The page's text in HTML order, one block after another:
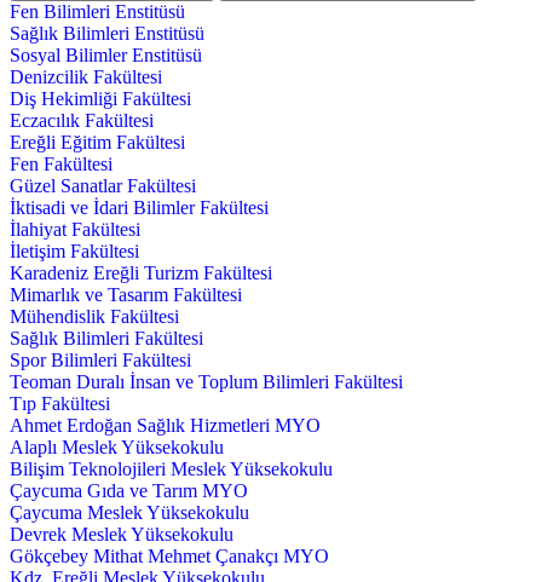
Fen Bilimleri Enstitüsü
Sağlık Bilimleri Enstitüsü
Sosyal Bilimler Enstitüsü
Denizcilik Fakültesi
Diş Hekimliği Fakültesi
Eczacılık Fakültesi
Ereğli Eğitim Fakültesi
Fen Fakültesi
Güzel Sanatlar Fakültesi
İktisadi ve İdari Bilimler Fakültesi
İlahiyat Fakültesi
İletişim Fakültesi
Karadeniz Ereğli Turizm Fakültesi
Mimarlık ve Tasarım Fakültesi
Mühendislik Fakültesi
Sağlık Bilimleri Fakültesi
Spor Bilimleri Fakültesi
Teoman Duralı İnsan ve Toplum Bilimleri Fakültesi
Tıp Fakültesi
Ahmet Erdoğan Sağlık Hizmetleri MYO
Alaplı Meslek Yüksekokulu
Bilişim Teknolojileri Meslek Yüksekokulu
Çaycuma Gıda ve Tarım MYO
Çaycuma Meslek Yüksekokulu
Devrek Meslek Yüksekokulu
Gökçebey Mithat Mehmet Çanakçı MYO